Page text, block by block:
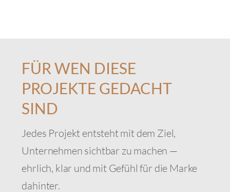
FÜR WEN DIESE
PROJEKTE GEDACHT
SIND
Jedes Projekt entsteht mit dem Ziel,
Unternehmen sichtbar zu machen —
ehrlich, klar und mit Gefühl für die Marke
dahinter.